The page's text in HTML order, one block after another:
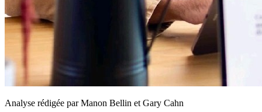
Analyse rédigée par Manon Bellin et Gary Cahn